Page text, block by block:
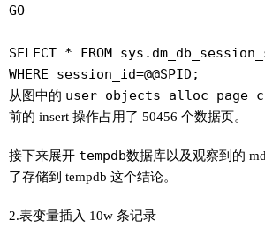
GO
SELECT * FROM
WHERE session_id=@@SPID;
从图中的
前的 insert 操作占用了 50456 个数据页。
接下来展开 tempdb数据库以及观察到的
了存储到 tempdb 这个结论。
2.表变量插入 10w 条记录